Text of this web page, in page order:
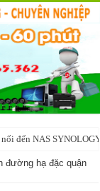
đến NAS
đường hạ đặc quận